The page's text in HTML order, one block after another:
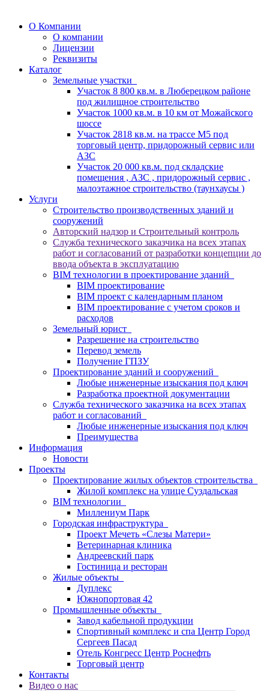
О Компании
О компании
Лицензии
Реквизиты
Каталог
Земельные участки
Участок 8 800 кв.м. в Люберецком районе
под жилищное строительство
Участок 1000 кв.м. в 10 км от Можайского
шоссе
Участок 2818 кв.м. на трассе М5 под
торговый центр, придорожный сервис или
АЗС
Участок 20 000 кв.м. под складские
помещения , АЗС , придорожный сервис ,
малоэтажное строительство (таунхаусы )
Услуги
Строительство производственных зданий и
сооружений
Авторский надзор и Строительный контроль
Служба технического заказчика на всех этапах
работ и согласований от разработки концепции до
ввода объекта в эксплуатацию
BIM технологии в проектирование зданий
BIM проектирование
BIM проект с календарным планом
BIM проектирование c учетом сроков и
расходов
Земельный юрист
Разрешение на строительство
Перевод земель
Получение ГПЗУ
Проектирование зданий и сооружений
Любые инженерные изыскания под ключ
Разработка проектной документации
Служба технического заказчика на всех этапах
работ и согласований
Любые инженерные изыскания под ключ
Преимущества
Информация
Новости
Проекты
Проектирование жилых объектов строительства
Жилой комплекс на улице Суздальская
BIM технологии
Миллениум Парк
Городская инфраструктура
Проект Мечеть «Слезы Матери»
Ветеринарная клиника
Андреевский парк
Гостиница и ресторан
Жилые объекты
Дуплекс
Южнопортовая 42
Промышленные объекты
Завод кабельной продукции
Спортивный комплекс и спа Центр Город
Сергеев Пасад
Отель Конгресс Центр Роснефть
Торговый центр
Контакты
Видео о нас